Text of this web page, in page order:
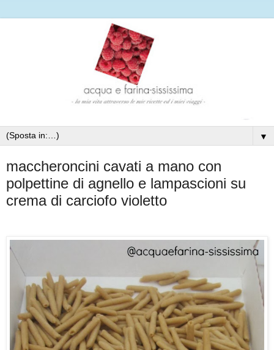
▼
maccheroncini cavati a mano con
polpettine di agnello e lampascioni su
crema di carciofo violetto